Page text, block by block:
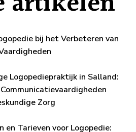
bij het Verbeteren van
Logopediepraktijk in Salland:
Zorg
en Tarieven voor Logopedie: